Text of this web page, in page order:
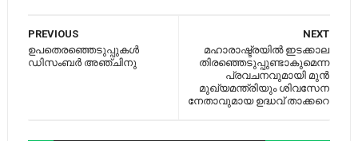
NEXT
മഹാരാഷ്ട്രയില്‍ ഇടക്കാല
തിരഞ്ഞെടുപ്പുണ്ടാകുമെന്ന
പ്രവചനവുമായി മുന്‍
മുഖ്യമന്ത്രിയും ശിവസേന
നേതാവുമായ ഉദ്ധവ് താക്കറെ
PREVIOUS
ഉപതെരഞ്ഞെടുപ്പുകള്‍
ഡിസംബര്‍ അഞ്ചിനു